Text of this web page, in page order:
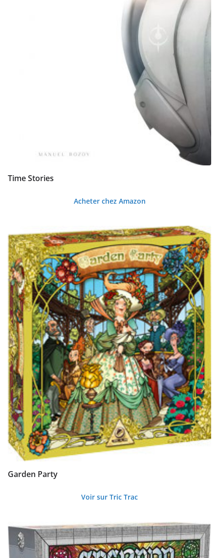
Time Stories
Acheter chez Amazon
Garden Party
Voir sur Tric Trac